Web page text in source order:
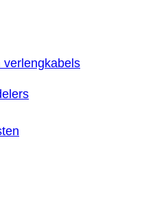
verlengkabels